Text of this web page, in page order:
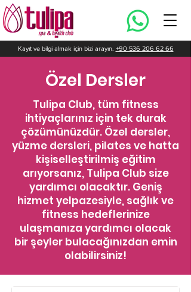
Kayıt ve bilgi almak için bizi arayın. +90 536 206 62 66
Özel Dersler
Tulipa Club, tüm fitness
ihtiyaçlarınız için tek durak
çözümünüzdür. Özel dersler,
yüzme dersleri, pilates ve hatta
kişiselleştirilmiş eğitim
arıyorsanız, Tulipa Club size
yardımcı olacaktır. Geniş
hizmet yelpazesiyle, sağlık ve
fitness hedeflerinize
ulaşmanıza yardımcı olacak
bir şeyler bulacağınızdan emin
olabilirsiniz!